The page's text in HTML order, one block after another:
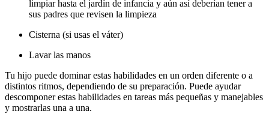
limpiar hasta el jardín de infancia y aún así deberían tener a
sus padres que revisen la limpieza
Cisterna (si usas el váter)
Lavar las manos
Tu hijo puede dominar estas habilidades en un orden diferente o a
distintos ritmos, dependiendo de su preparación. Puede ayudar
descomponer estas habilidades en tareas más pequeñas y manejables
y mostrarlas una a una.